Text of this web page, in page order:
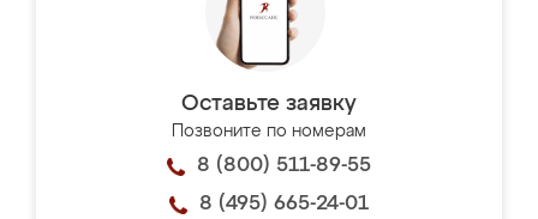
Оставьте заявку
Позвоните по номерам
8 (800) 511-89-55
8 (495) 665-24-01